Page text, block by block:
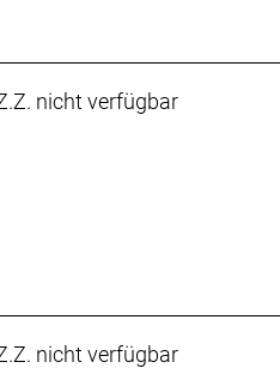
nicht verfügbar
nicht verfügbar